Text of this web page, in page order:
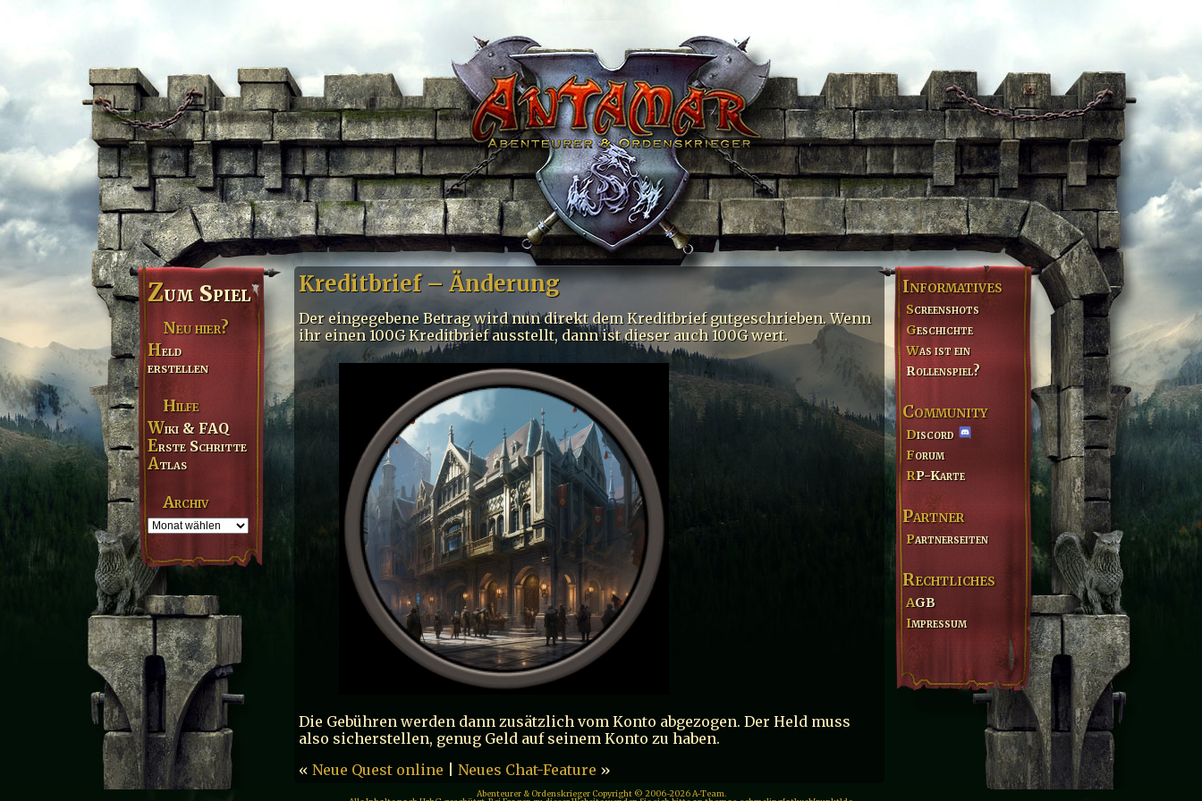
Zum Spiel
Neu hier?
Held
erstellen
Hilfe
Wiki & FAQ
Erste Schritte
Atlas
Archiv
Kreditbrief – Änderung
Der eingegebene Betrag wird nun direkt dem Kreditbrief gutgeschrieben. Wenn
ihr einen 100G Kreditbrief ausstellt, dann ist dieser auch 100G wert.
Die Gebühren werden dann zusätzlich vom Konto abgezogen. Der Held muss
also sicherstellen, genug Geld auf seinem Konto zu haben.
« Neue Quest online Neues Chat-Feature »
Informatives
Screenshots
Geschichte
Was ist ein
Rollenspiel?
Community
Discord
Forum
RP-Karte
Partner
Partnerseiten
Rechtliches
AGB
Impressum
Abenteurer & Ordenskrieger Copyright © 2006-2026 A-Team.